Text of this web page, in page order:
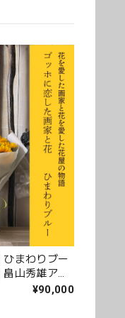
ご友人
めてお
いまし
ハイセン
できるお花
願いしま
ひまわりブー
山秀雄アト
¥90,000